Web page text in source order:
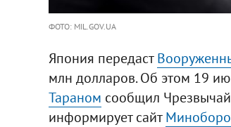
ФОТО: MIL.GOV.UA
Япония передаст
млн долларов. Об этом 19
Тараном сообщил
информирует сайт